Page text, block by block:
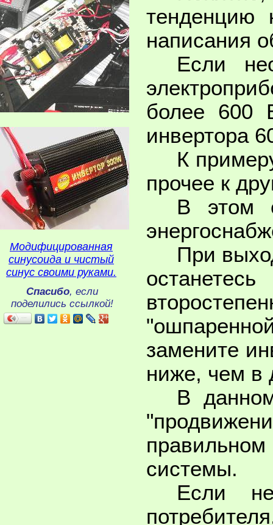
Модифицированная
синусоида и чистый
синус своими руками.
Спасибо, если
поделились ссылкой!
тенденцию
написания
Если
более 600
инвертора
К
прочее к
В этом
При
замените
ниже, чем в
В
системы.
Если